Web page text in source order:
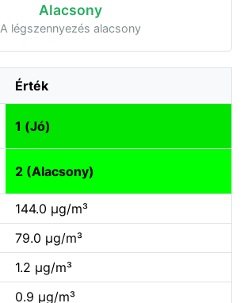
Alacsony
A légszennyezés alacsony
Érték
1 (Jó)
2 (Alacsony)
144.0 µg/m³
79.0 µg/m³
1.2 µg/m³
0.9 µg/m³